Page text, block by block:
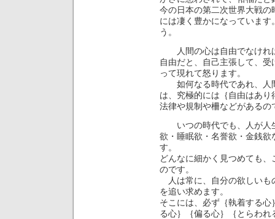
今の日本の第二次世界大戦
には凄く豊かになっていま
う。
人間の心は自由でなけれ
自由だと、自己主張して、
って現れて怒ります。
如何なる時代であれ、人
は、究極的には｛自由はあ
法律や規制や柵などがあるの
いつの時代でも、人が人
欲・睡眠欲・名誉欲・金銭
す。
どんなに細かく見つめても
のです。
人は常に、自分の欲しいも
を追い求めます。
そこには、必ず｛執着する
る心｝｛偏る心｝｛とらわ